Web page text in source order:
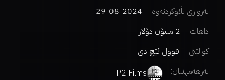
بەرواری بڵاوکردنەوە:
2024-08-29
داهات:
2 ملیۆن دۆلار
کوالێتی:
فوول ئێچ دی
بەرهەمهێنان:
P2 Films